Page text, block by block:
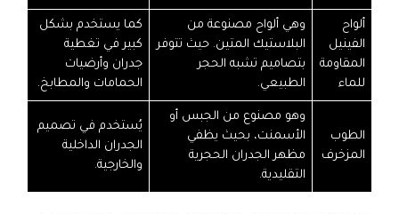
ألواح
الفينيل
المقاومة
للماء
وهي ألواح مصنوعة من
البلاستيك المتين. حيث تتوفر
بتصاميم تشبه الحجر
الطبيعي.
كما يستخدم بشكل
كبير في تغطية
جدران وأرضيات
الحمامات والمطابخ.
الطوب
المزخرف
وهو مصنوع من الجبس أو
الأسمنت، بحيث يظفي
مظهر الجدران الحجرية
التقليدية.
يُستخدم في تصميم
الجدران الداخلية
والخارجية.